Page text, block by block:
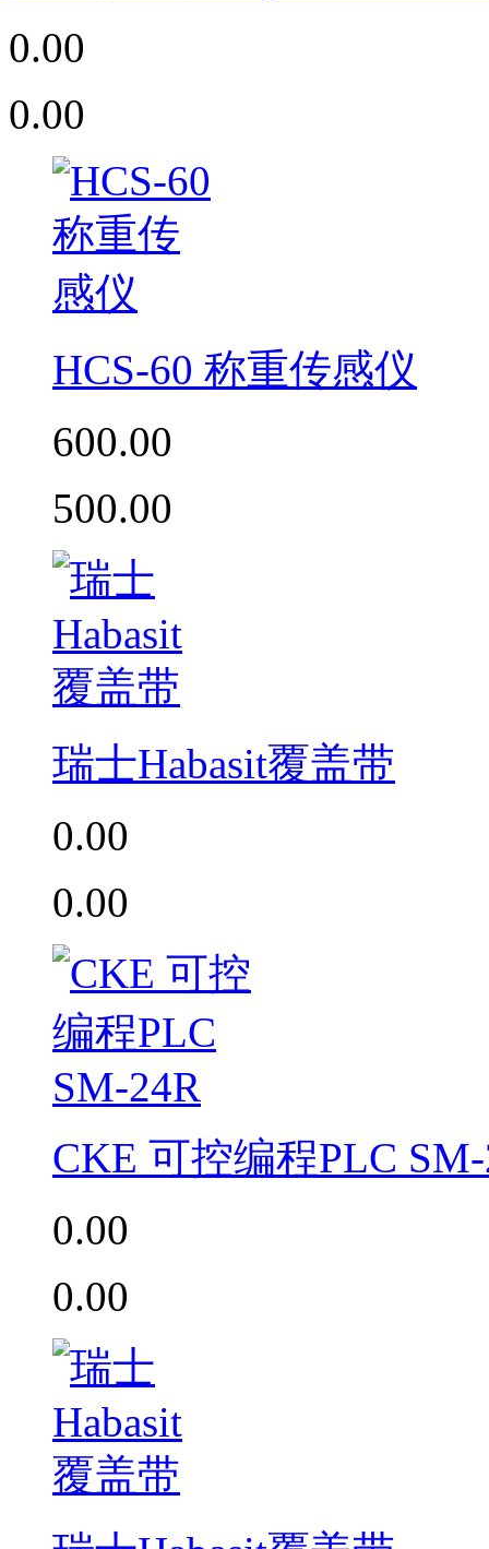
0.00
0.00
HCS-60 称重传感仪
600.00
500.00
瑞士Habasit覆盖带
0.00
0.00
CKE 可控编程PLC
0.00
0.00